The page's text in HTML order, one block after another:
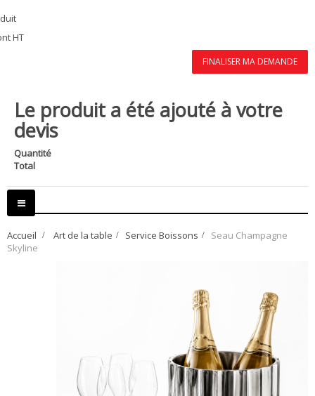
HT
FINALISER MA DEMANDE
Le produit a été ajouté à votre
devis
Quantité
Total
Basculer
la
Accueil > Art de la table > Service Boissons > Seau Champagne
Skyline
Loading zoom